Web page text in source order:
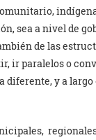
sea a nivel de
de las
ir paralelos o
y a largo